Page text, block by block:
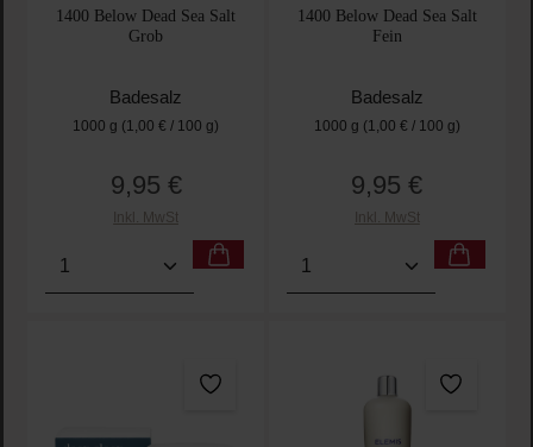
1400 Below Dead Sea Salt
Grob
Badesalz
1000 g (1,00 € / 100 g)
Regulärer Preis:
9,95 €
Inkl. MwSt
Produkt Anzahl: Gib den gewünschten Wert ein
1400 Below Dead Sea Salt
Fein
Badesalz
1000 g (1,00 € / 100 g)
Regulärer Preis:
9,95 €
Inkl. MwSt
Produkt Anzahl: Gib